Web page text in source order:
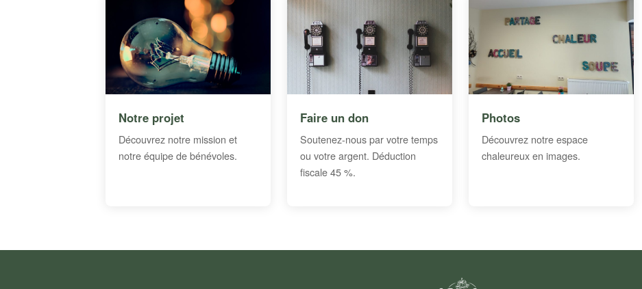
Notre projet
Découvrez notre mission et
notre équipe de bénévoles.
Faire un don
Soutenez-nous par votre temps
ou votre argent. Déduction
fiscale 45 %.
Photos
Découvrez notre espace
chaleureux en images.